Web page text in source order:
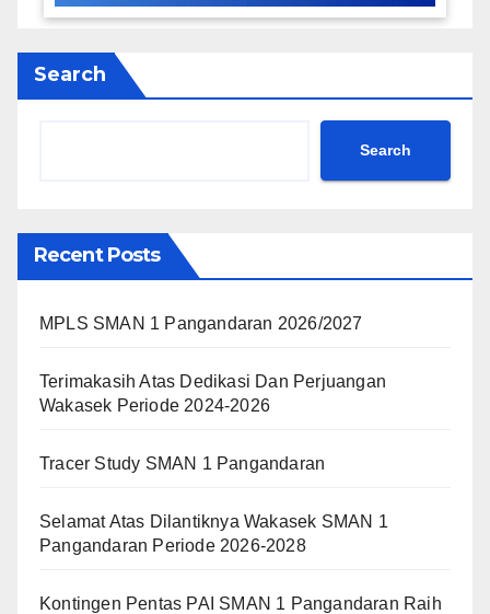
Search
Search
Recent Posts
MPLS SMAN 1 Pangandaran 2026/2027
Terimakasih Atas Dedikasi Dan Perjuangan
Wakasek Periode 2024-2026
Tracer Study SMAN 1 Pangandaran
Selamat Atas Dilantiknya Wakasek SMAN 1
Pangandaran Periode 2026-2028
Kontingen Pentas PAI SMAN 1 Pangandaran Raih